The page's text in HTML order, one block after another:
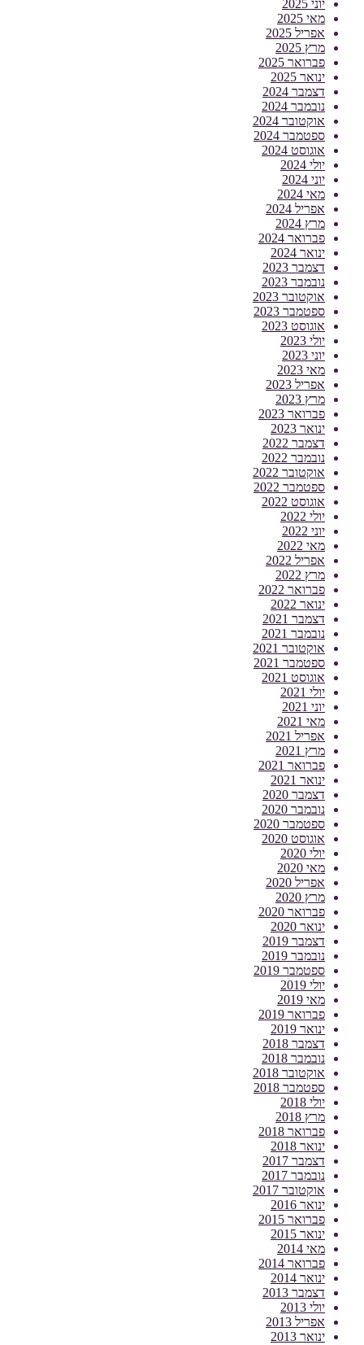
יוני 2025
מאי 2025
אפריל 2025
מרץ 2025
פברואר 2025
ינואר 2025
דצמבר 2024
נובמבר 2024
אוקטובר 2024
ספטמבר 2024
אוגוסט 2024
יולי 2024
יוני 2024
מאי 2024
אפריל 2024
מרץ 2024
פברואר 2024
ינואר 2024
דצמבר 2023
נובמבר 2023
אוקטובר 2023
ספטמבר 2023
אוגוסט 2023
יולי 2023
יוני 2023
מאי 2023
אפריל 2023
מרץ 2023
פברואר 2023
ינואר 2023
דצמבר 2022
נובמבר 2022
אוקטובר 2022
ספטמבר 2022
אוגוסט 2022
יולי 2022
יוני 2022
מאי 2022
אפריל 2022
מרץ 2022
פברואר 2022
ינואר 2022
דצמבר 2021
נובמבר 2021
אוקטובר 2021
ספטמבר 2021
אוגוסט 2021
יולי 2021
יוני 2021
מאי 2021
אפריל 2021
מרץ 2021
פברואר 2021
ינואר 2021
דצמבר 2020
נובמבר 2020
ספטמבר 2020
אוגוסט 2020
יולי 2020
מאי 2020
אפריל 2020
מרץ 2020
פברואר 2020
ינואר 2020
דצמבר 2019
נובמבר 2019
ספטמבר 2019
יולי 2019
מאי 2019
פברואר 2019
ינואר 2019
דצמבר 2018
נובמבר 2018
אוקטובר 2018
ספטמבר 2018
יולי 2018
מרץ 2018
פברואר 2018
ינואר 2018
דצמבר 2017
נובמבר 2017
אוקטובר 2017
ינואר 2016
פברואר 2015
ינואר 2015
מאי 2014
פברואר 2014
ינואר 2014
דצמבר 2013
יולי 2013
אפריל 2013
ינואר 2013